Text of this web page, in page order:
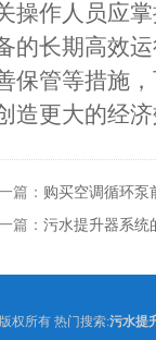
操作人员应
的长期高效
保管等措施
造更大的经
篇： 购买空调循环泵
篇： 污水提升器系统
权所有 热门搜索:污水提